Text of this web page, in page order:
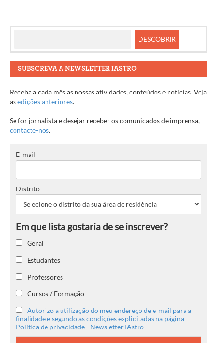
artigos
SUBSCREVA A NEWSLETTER IASTRO
Receba a cada mês as nossas atividades, conteúdos e notícias. Veja
asedições anteriores.
Se for jornalista e desejar receber os comunicados de imprensa,
contacte-nos.
E-mail
Distrito
Geral
Estudantes
Professores
Cursos / Formação
Autorizo a utilização do meu endereço de e-mail para a
finalidade e segundo as condições explicitadas na página
Política de privacidade - Newsletter IAstro